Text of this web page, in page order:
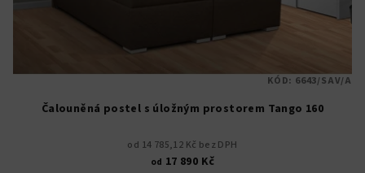
Čalouněná postel s úložným prostorem Tango 160
od 14 785,12 Kč bez DPH
od 17 890 Kč
KÓD: 6643/SAV/A